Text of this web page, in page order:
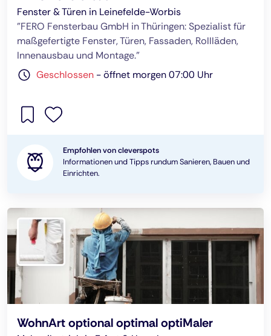
Fenster & Türen in Leinefelde-Worbis
"FERO Fensterbau GmbH in Thüringen: Spezialist für
maßgefertigte Fenster, Türen, Fassaden, Rollläden,
Innenausbau und Montage."
Geschlossen -öffnet morgen 07:00 Uhr
Empfohlen von cleverspots
Informationen und Tipps rundum Sanieren, Bauen und
Einrichten.
WohnArt optional optimal optiMaler